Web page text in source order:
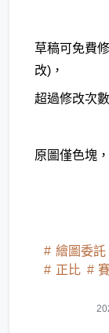
草稿可免費
改)，
超過修改次
原圖僅色塊
繪圖委託
正比